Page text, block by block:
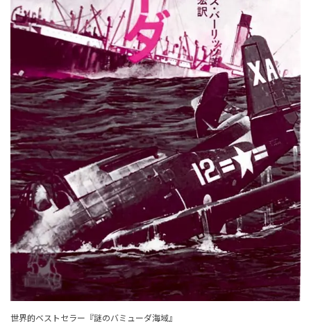
世界的ベストセラー『謎のバミューダ海域』